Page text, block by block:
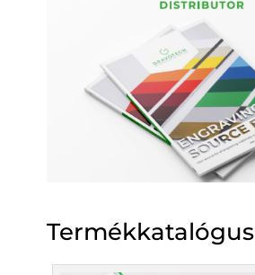
Termékkatalógus